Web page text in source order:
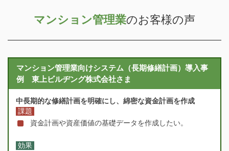
マンション管理業のお客様の声
マンション管理業向けシステム（長期修繕計画）導入事
例 東上ビルヂング株式会社さま
中長期的な修繕計画を明確にし、綿密な資金計画を作成
課題
資金計画や資産価値の基礎データを作成したい。
効果